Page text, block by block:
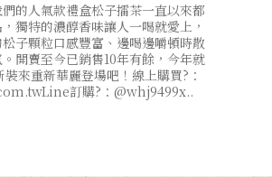
的人氣款禮盒松子擂茶一直以來都
獨特的濃醇香味讓人一喝就愛上，
子顆粒口感豐富、邊喝邊嚼頓時散
開賣至今已銷售10年有餘，今年就
來重新華麗登場吧！線上購買?️：
訂購?：@whj9499x..